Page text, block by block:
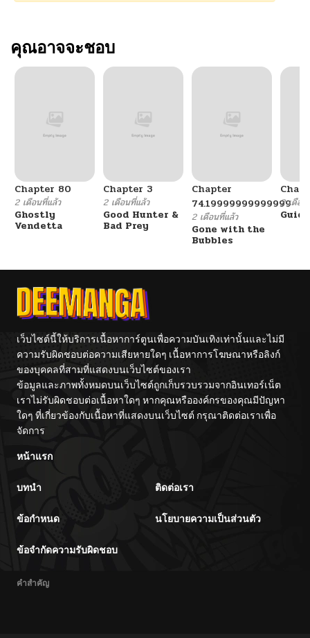
คุณอาจจะชอบ
Chapter 80
2 เดือนที่แล้ว
Ghostly
Vendetta
Chapter 3
2 เดือนที่แล้ว
Good Hunter &
Bad Prey
Chapter
74.19999999999999
2 เดือนที่แล้ว
Gone with the
Bubbles
2 เดือน
เว็บไซต์นี้ให้บริการเนื้อหาการ์ตูนเพื่อความบันเทิงเท่านั้นและไม่มี
ความรับผิดชอบต่อความเสียหายใดๆ เนื้อหาการโฆษณาหรือลิงก์
ของบุคคลที่สามที่แสดงบนเว็บไซต์ของเรา
ข้อมูลและภาพทั้งหมดบนเว็บไซต์ถูกเก็บรวบรวมจากอินเทอร์เน็ต
เราไม่รับผิดชอบต่อเนื้อหาใดๆ หากคุณหรือองค์กรของคุณมีปัญหา
ใดๆ ที่เกี่ยวข้องกับเนื้อหาที่แสดงบนเว็บไซต์ กรุณาติดต่อเราเพื่อ
จัดการ
หน้าแรก
บทนำ ติดต่อเรา
ข้อกำหนด นโยบายความเป็นส่วนตัว
ข้อจำกัดความรับผิดชอบ
คำสำคัญ